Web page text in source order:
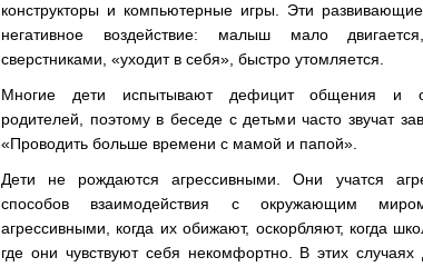
конструкторы и компьютерные игры. Эти
негативное воздействие: малыш мало
сверстниками, «уходит в себя», быстро утомляется.
Многие дети испытывают дефицит общения и
родителей, поэтому в беседе с детьми часто звучат
«Проводить больше времени с мамой и папой».
Дети не рождаются агрессивными. Они учатся
способов взаимодействия с окружающим
агрессивными, когда их обижают, оскорбляют, когда
где они чувствуют себя некомфортно. В этих случаях